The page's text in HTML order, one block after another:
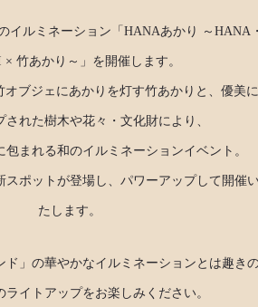
イルミネーション「HANAあかり ～HANA
× 竹あかり～」を開催します。
オブジェにあかりを灯す竹あかりと、優美に
された樹木や花々・文化財により、
包まれる和のイルミネーションイベント。
スポットが登場し、パワーアップして開催
たします。
ド」の華やかなイルミネーションとは趣き
ライトアップをお楽しみください。